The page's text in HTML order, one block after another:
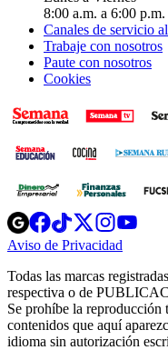
8:00 a.m. a 6:00 p.m.
Canales de servicio
Trabaje con nosotros
Paute con nosotros
Cookies
Opens
in
new
Opens
in
new
Opens
in
new
window
Opens
new
window
Aviso de Privacidad
new
window
Todas las marcas
respectiva o de
Se prohíbe la reproducción
contenidos que aquí
idioma sin autorización